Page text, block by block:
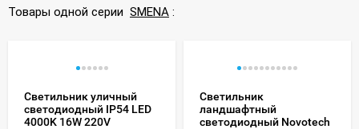
Товары одной серии SMENA :
Светильник уличный
светодиодный IP54 LED
4000K 16W 220V
Светильник
ландшафтный
светодиодный Novotech